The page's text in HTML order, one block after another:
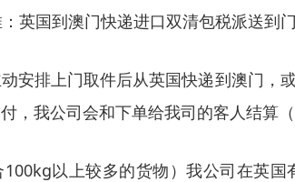
英国到澳门快递进口双清包税派送到
安排上门取件后从英国快递到澳门
，我公司会和下单给我司的客人结算（
以上较多的货物）我公司在英国